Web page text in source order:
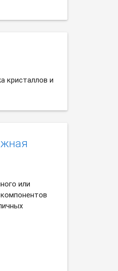
кристаллов и
или